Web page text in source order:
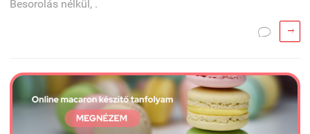
Besorolás nélkül, .
 